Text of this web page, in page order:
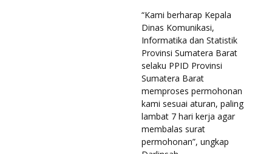
“Kami berharap Kepala
Dinas Komunikasi,
Informatika dan Statistik
Provinsi Sumatera Barat
selaku PPID Provinsi
Sumatera Barat
memproses permohonan
kami sesuai aturan, paling
lambat 7 hari kerja agar
membalas surat
permohonan”, ungkap